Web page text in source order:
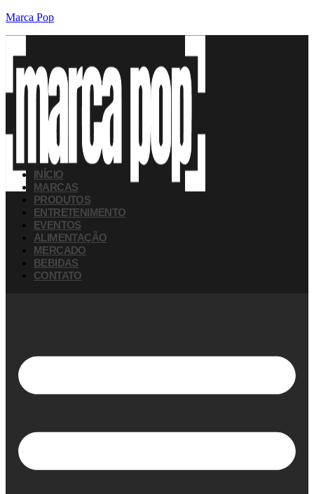
Marca Pop
INÍCIO
MARCAS
PRODUTOS
ENTRETENIMENTO
EVENTOS
ALIMENTAÇÃO
MERCADO
BEBIDAS
CONTATO